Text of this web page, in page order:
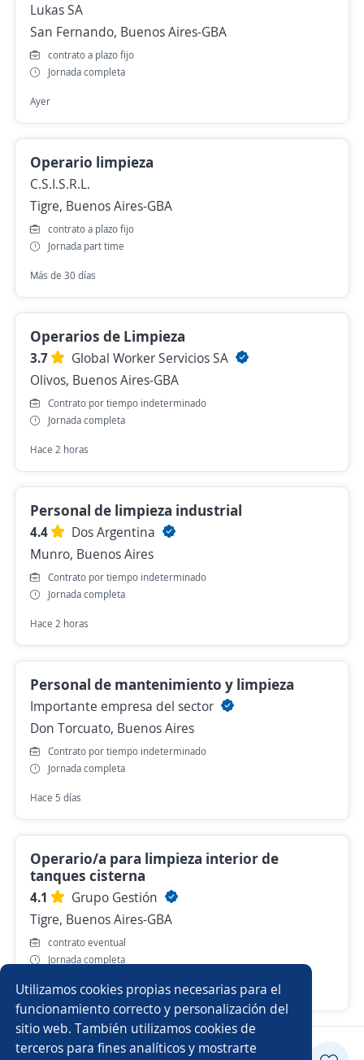
Utilizamos cookies propias necesarias para el
funcionamiento correcto y personalización del
sitio web. También utilizamos cookies de
terceros para fines analíticos y mostrarte
Lukas SA
San Fernando, Buenos Aires-GBA
contrato a plazo fijo
Jornada completa
Ayer
Operario limpieza
C.S.I.S.R.L.
Tigre, Buenos Aires-GBA
contrato a plazo fijo
Jornada part time
Más de 30 días
Operarios de Limpieza
3.7
Global Worker Servicios SA
Olivos, Buenos Aires-GBA
Contrato por tiempo indeterminado
Jornada completa
Hace 2 horas
Personal de limpieza industrial
4.4
Dos Argentina
Munro, Buenos Aires
Contrato por tiempo indeterminado
Jornada completa
Hace 2 horas
Personal de mantenimiento y limpieza
Importante empresa del sector
Don Torcuato, Buenos Aires
Contrato por tiempo indeterminado
Jornada completa
Hace 5 días
Operario/a para limpieza interior de
tanques cisterna
4.1
Grupo Gestión
Tigre, Buenos Aires-GBA
contrato eventual
Jornada completa
22 de julio